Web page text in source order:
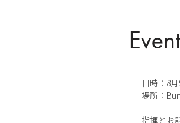
日時：8
場所：
指揮とお